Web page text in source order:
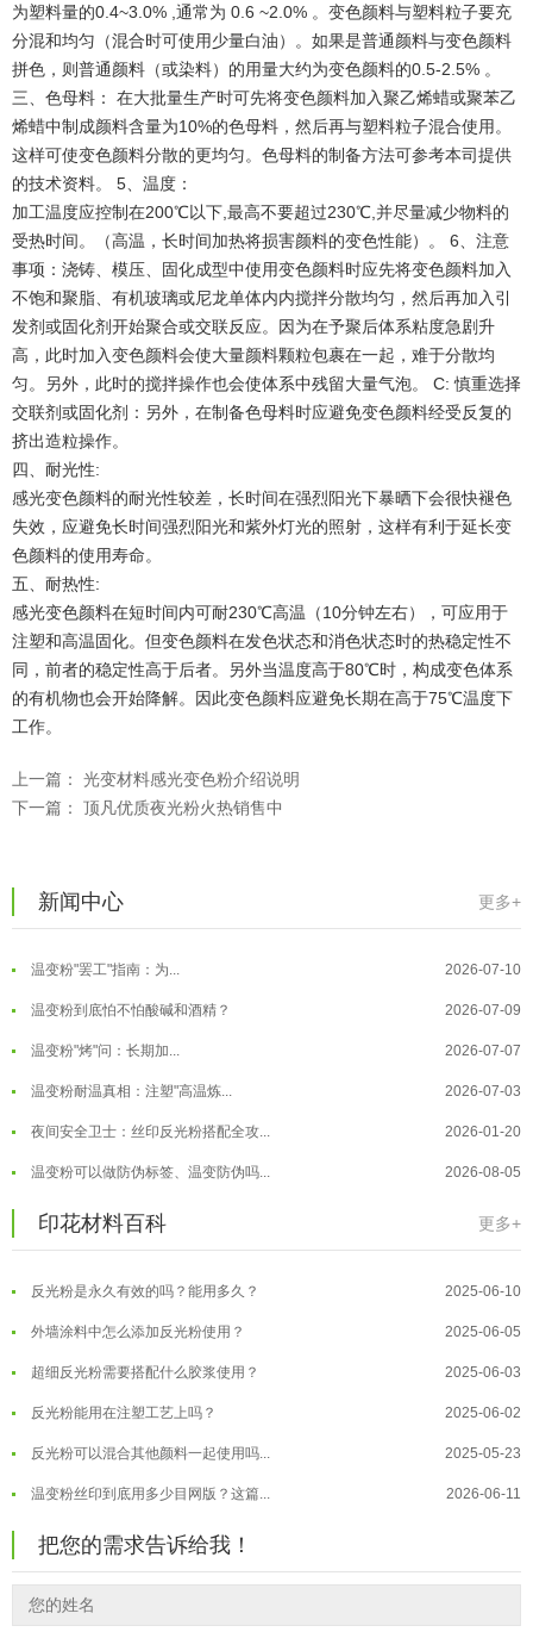
为塑料量的0.4~3.0% ,通常为 0.6 ~2.0% 。变色颜料与塑料粒子要充
分混和均匀（混合时可使用少量白油）。如果是普通颜料与变色颜料
拼色，则普通颜料（或染料）的用量大约为变色颜料的0.5-2.5% 。
三、色母料： 在大批量生产时可先将变色颜料加入聚乙烯蜡或聚苯乙
烯蜡中制成颜料含量为10%的色母料，然后再与塑料粒子混合使用。
这样可使变色颜料分散的更均匀。色母料的制备方法可参考本司提供
的技术资料。 5、温度：
加工温度应控制在200℃以下,最高不要超过230℃,并尽量减少物料的
受热时间。（高温，长时间加热将损害颜料的变色性能）。 6、注意
事项：浇铸、模压、固化成型中使用变色颜料时应先将变色颜料加入
不饱和聚脂、有机玻璃或尼龙单体内内搅拌分散均匀，然后再加入引
发剂或固化剂开始聚合或交联反应。因为在予聚后体系粘度急剧升
高，此时加入变色颜料会使大量颜料颗粒包裹在一起，难于分散均
匀。另外，此时的搅拌操作也会使体系中残留大量气泡。 C: 慎重选择
交联剂或固化剂：另外，在制备色母料时应避免变色颜料经受反复的
挤出造粒操作。
四、耐光性:
感光变色颜料的耐光性较差，长时间在强烈阳光下暴晒下会很快褪色
失效，应避免长时间强烈阳光和紫外灯光的照射，这样有利于延长变
色颜料的使用寿命。
五、耐热性:
感光变色颜料在短时间内可耐230℃高温（10分钟左右），可应用于
注塑和高温固化。但变色颜料在发色状态和消色状态时的热稳定性不
同，前者的稳定性高于后者。另外当温度高于80℃时，构成变色体系
的有机物也会开始降解。因此变色颜料应避免长期在高于75℃温度下
工作。
上一篇： 光变材料感光变色粉介绍说明
下一篇： 顶凡优质夜光粉火热销售中
新闻中心 更多+
温变粉适合做热变还是冷变？
温变粉"罢工"指南：为... 2026-07-10
温变粉到底怕不怕酸碱和酒精？ 2026-07-09
温变粉"烤"问：长期加... 2026-07-07
温变粉耐温真相：注塑"高温炼... 2026-07-03
夜间安全卫士：丝印反光粉搭配全攻... 2026-01-20
温变粉可以做防伪标签、温变防伪吗... 2026-08-05
温变粉保质期有多久？开封后如何保... 2026-07-20
温变粉大批量保存指南｜做对这几步... 2026-07-17
温变粉"罢工"指南：为... 2026-07-10
温变粉到底怕不怕酸碱和酒精？ 2026-07-09
温变粉"烤"问：长期加... 2026-07-07
温变粉耐温真相：注塑"高温炼... 2026-07-03
印花材料百科 更多+
温变粉丝印到底用多少目网版？这篇...
反光粉太久不用结块要怎么处理？
印花温变粉最适合用在什么行业上呢...
反光粉是永久有效的吗？能用多久？ 2025-06-10
外墙涂料中怎么添加反光粉使用？ 2025-06-05
超细反光粉需要搭配什么胶浆使用？ 2025-06-03
反光粉能用在注塑工艺上吗？ 2025-06-02
反光粉可以混合其他颜料一起使用吗... 2025-05-23
温变粉丝印到底用多少目网版？这篇... 2026-06-11
油性反光粉怎么印花效果最好？
把您的需求告诉给我！